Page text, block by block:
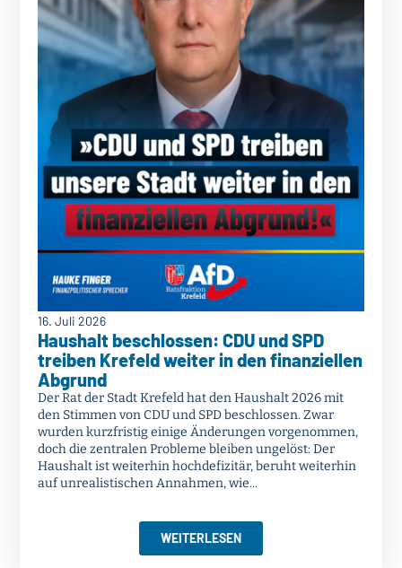
16. Juli 2026
Haushalt beschlossen: CDU und SPD
treiben Krefeld weiter in den finanziellen
Abgrund
Der Rat der Stadt Krefeld hat den Haushalt 2026 mit
den Stimmen von CDU und SPD beschlossen. Zwar
wurden kurzfristig einige Änderungen vorgenommen,
doch die zentralen Probleme bleiben ungelöst: Der
Haushalt ist weiterhin hochdefizitär, beruht weiterhin
auf unrealistischen Annahmen, wie...
WEITERLESEN